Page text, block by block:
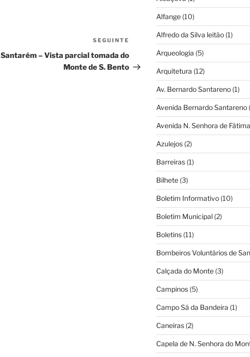
Conteúdo
seguinte
SEGUINTE
Santarém – Vista parcial tomada do
Monte de S. Bento
Alfange(10)
Alfredo da Silva leitão(1)
Arqueologia (5)
Arquitetura (12)
Av. Bernardo Santareno(1)
Avenida Bernardo Santareno
Avenida N. Senhora de Fátima
Azulejos(2)
Barreiras(1)
Bilhete(3)
Boletim Informativo(10)
Boletim Municipal(2)
Boletins(11)
Bombeiros Voluntários de
Calçada do Monte(3)
Campinos(5)
Campo Sá da Bandeira (1)
Caneiras(2)
Capela de N. Senhora do